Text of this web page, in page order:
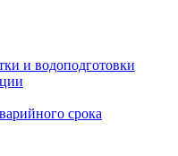
и водоподготовки
срока